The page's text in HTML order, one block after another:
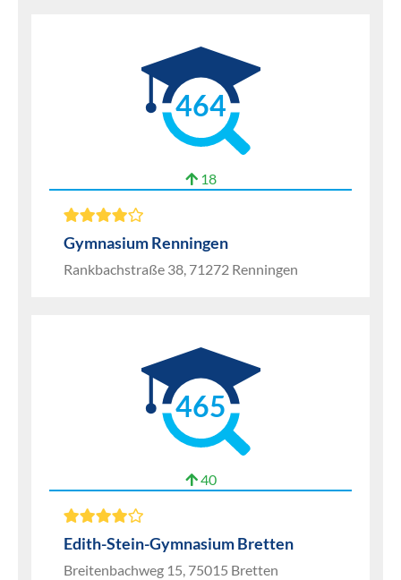
464
18
Gymnasium Renningen
Rankbachstraße 38, 71272 Renningen
465
40
Edith-Stein-Gymnasium Bretten
Breitenbachweg 15, 75015 Bretten